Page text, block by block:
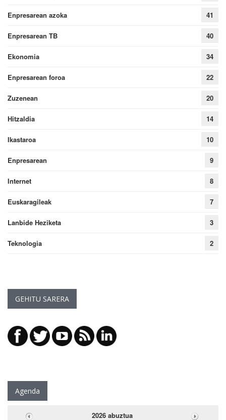
Enpresarean azoka 41
Enpresarean TB 40
Ekonomia 34
Enpresarean foroa 22
Zuzenean 20
Hitzaldia 14
Ikastaroa 10
Enpresarean 9
Internet 8
Euskaragileak 7
Lanbide Heziketa 3
Teknologia 2
GEHITU SARERA
Agenda
2026 abuztua